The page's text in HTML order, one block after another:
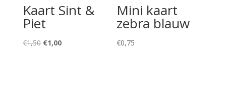
Kaart Sint &
Piet
€1,50 Oorspronkelijke
€1,00Huidige
Mini kaart
zebra blauw
€0,75